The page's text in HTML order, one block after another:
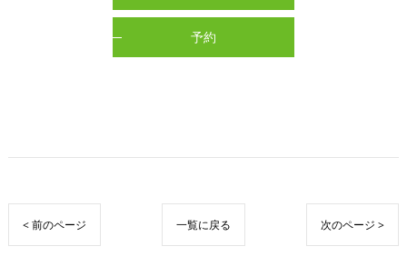
予約
< 前のページ 一覧に戻る 次のページ >